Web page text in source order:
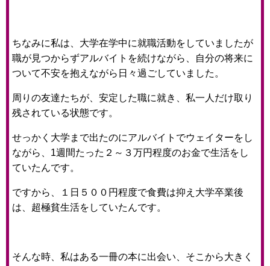
ちなみに私は、大学在学中に就職活動をしていましたが
職が見つからずアルバイトを続けながら、自分の将来に
ついて不安を抱えながら日々過ごしていました。
周りの友達たちが、安定した職に就き、私一人だけ取り
残されている状態です。
せっかく大学まで出たのにアルバイトでウェイターをし
ながら、1週間たった２～３万円程度のお金で生活をし
ていたんです。
ですから、１日５００円程度で食費は抑え大学卒業後
は、超極貧生活をしていたんです。
そんな時、私はある一冊の本に出会い、そこから大きく